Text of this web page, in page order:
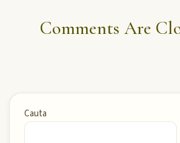
Comments Are
Cauta